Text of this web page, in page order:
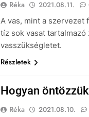
Réka 2021.08.11.
A vas, mint a
tíz sok vasat
vasszükségletet.
Részletek
Hogyan
Réka 2021.08.10.